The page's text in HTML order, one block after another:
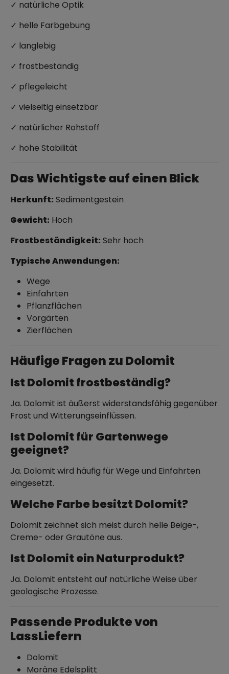
✓ natürliche Optik
✓ helle Farbgebung
✓ langlebig
✓ frostbeständig
✓ pflegeleicht
✓ vielseitig einsetzbar
✓ natürlicher Rohstoff
✓ hohe Stabilität
Das Wichtigste auf einen Blick
Herkunft: Sedimentgestein
Gewicht: Hoch
Frostbeständigkeit: Sehr hoch
Typische Anwendungen:
Wege
Einfahrten
Pflanzflächen
Vorgärten
Zierflächen
Häufige Fragen zu Dolomit
Ist Dolomit frostbeständig?
Ja. Dolomit ist äußerst widerstandsfähig gegenüber
Frost und Witterungseinflüssen.
Ist Dolomit für Gartenwege
geeignet?
Ja. Dolomit wird häufig für Wege und Einfahrten
eingesetzt.
Welche Farbe besitzt Dolomit?
Dolomit zeichnet sich meist durch helle Beige-,
Creme- oder Grautöne aus.
Ist Dolomit ein Naturprodukt?
Ja. Dolomit entsteht auf natürliche Weise über
geologische Prozesse.
Passende Produkte von
LassLiefern
Dolomit
Moräne Edelsplitt